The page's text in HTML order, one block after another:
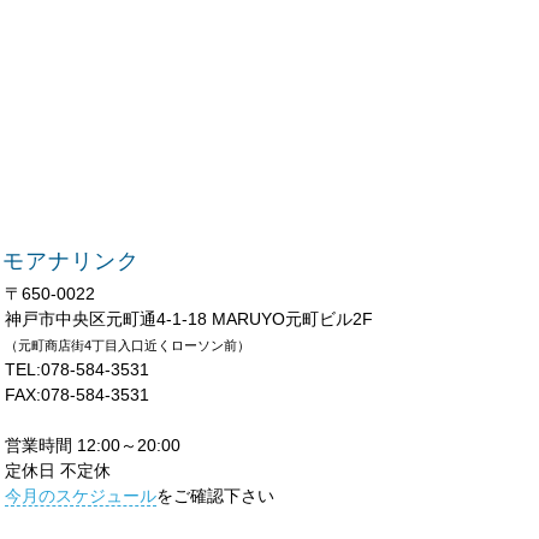
モアナリンク
〒650-0022
神戸市中央区元町通4-1-18 MARUYO元町ビル2F
（元町商店街4丁目入口近くローソン前）
TEL:078-584-3531
FAX:078-584-3531
営業時間 12:00～20:00
定休日 不定休
今月のスケジュールをご確認下さい